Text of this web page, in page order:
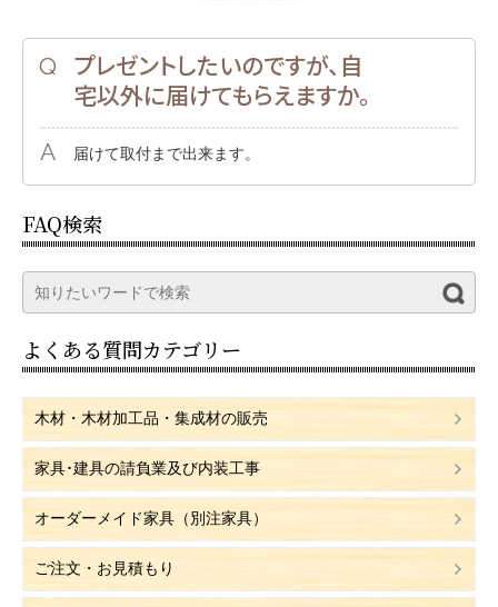
プレゼントしたいのですが、自
宅以外に届けてもらえますか。
届けて取付まで出来ます。
FAQ検索
よくある質問カテゴリー
木材・木材加工品・集成材の販売
家具･建具の請負業及び内装工事
オーダーメイド家具（別注家具）
ご注文・お見積もり